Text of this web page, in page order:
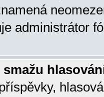
administrátor